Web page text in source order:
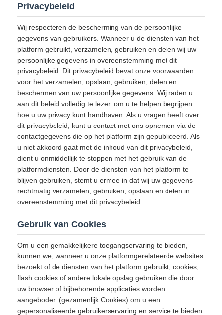
Privacybeleid
Wij respecteren de bescherming van de persoonlijke
gegevens van gebruikers. Wanneer u de diensten van het
platform gebruikt, verzamelen, gebruiken en delen wij uw
persoonlijke gegevens in overeenstemming met dit
privacybeleid. Dit privacybeleid bevat onze voorwaarden
voor het verzamelen, opslaan, gebruiken, delen en
beschermen van uw persoonlijke gegevens. Wij raden u
aan dit beleid volledig te lezen om u te helpen begrijpen
hoe u uw privacy kunt handhaven. Als u vragen heeft over
dit privacybeleid, kunt u contact met ons opnemen via de
contactgegevens die op het platform zijn gepubliceerd. Als
u niet akkoord gaat met de inhoud van dit privacybeleid,
dient u onmiddellijk te stoppen met het gebruik van de
platformdiensten. Door de diensten van het platform te
blijven gebruiken, stemt u ermee in dat wij uw gegevens
rechtmatig verzamelen, gebruiken, opslaan en delen in
overeenstemming met dit privacybeleid.
Gebruik van Cookies
Om u een gemakkelijkere toegangservaring te bieden,
kunnen we, wanneer u onze platformgerelateerde websites
bezoekt of de diensten van het platform gebruikt, cookies,
flash cookies of andere lokale opslag gebruiken die door
uw browser of bijbehorende applicaties worden
aangeboden (gezamenlijk Cookies) om u een
gepersonaliseerde gebruikerservaring en service te bieden.